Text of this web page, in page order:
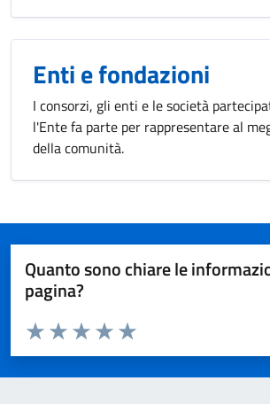
Enti e fondazioni
I consorzi, gli enti e le società
l'Ente fa parte per rappresentare al
della comunità.
Quanto sono chiare le
pagina?
Valuta da 1 a 5 stelle la pagina
Valuta 5 stelle su 5
Valuta 4 stelle su 5
Valuta 3 stelle su 5
Valuta 2 stelle su 5
Valuta 1 stelle su 5